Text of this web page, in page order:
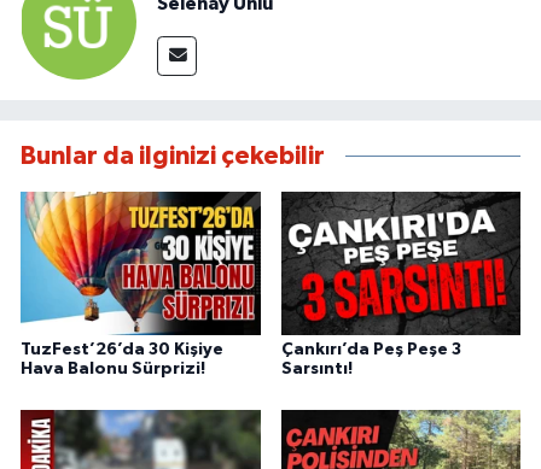
Selenay Ünlü
Bunlar da ilginizi çekebilir
TuzFest’26’da 30 Kişiye
Hava Balonu Sürprizi!
Çankırı’da Peş Peşe 3
Sarsıntı!